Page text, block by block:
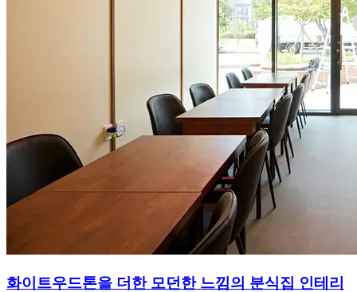
화이트우드톤을 더한 모던한 느낌의 분식집 인테리